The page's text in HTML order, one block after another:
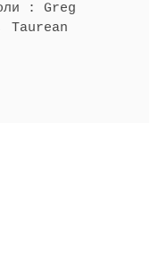
: Greg
Taurean